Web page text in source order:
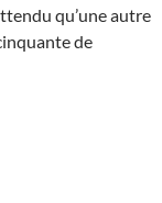
qu’une autre
de